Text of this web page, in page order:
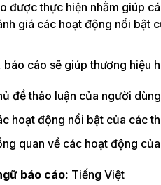
được thực hiện nhằm giúp
giá các hoạt động nổi bật
báo cáo sẽ giúp thương hiệu
đề thảo luận của người
hoạt động nổi bật của các
quan về các hoạt động
báo cáo: Tiếng Việt